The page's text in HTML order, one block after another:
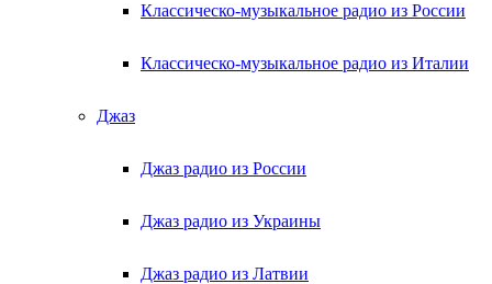
Классическо-музыкальное радио из России
Классическо-музыкальное радио из Италии
Джаз
Джаз радио из России
Джаз радио из Украины
Джаз радио из Латвии